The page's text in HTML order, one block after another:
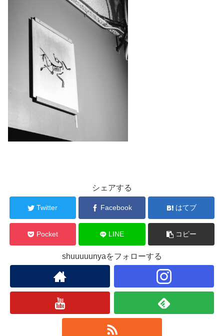
シェアする
Twitter Facebook はてブ
Pocket LINE コピー
shuuuuunyaをフォローする